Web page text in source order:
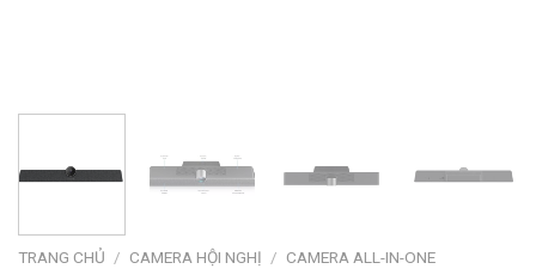
TRANG CHỦ / CAMERA HỘI NGHỊ / CAMERA ALL-IN-ONE